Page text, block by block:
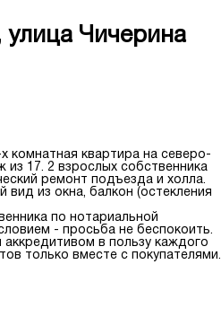
улица Чичерина
комнатная квартира на северо-
17. 2 взрослых собственника
ремонт подъезда и холла.
вид из окна, балкон (остекления
по нотариальной
- просьба не беспокоить.
в пользу каждого
только вместе с покупателями.